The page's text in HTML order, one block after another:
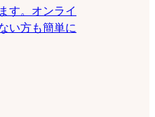
す。オンライ
い方も簡単に